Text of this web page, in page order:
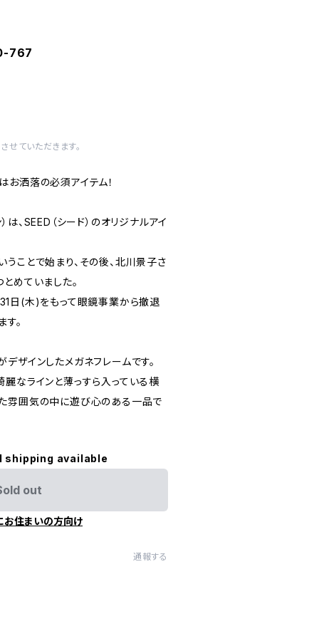
767
せていただきます。
お洒落の必須アイテム！
、SEED（シード）のオリジナルアイ
ことで始まり、その後、北川景子さ
めていました。
日(木)をもって眼鏡事業から撤退
。
ザインしたメガネフレームです。
なラインと薄っすら入っている横
雰囲気の中に遊び心のある一品で
shipping available
out
お住まいの方向け
通報する